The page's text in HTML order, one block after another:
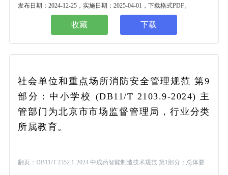
发布日期：2024-12-25，实施日期：2025-04-01，下载格式PDF。
收藏 下载
社会单位和重点场所消防安全管理规范 第9
部分：中小学校 (DB11/T 2103.9-2024) 主
管部门为北京市市场监督管理局，行业分类
所属教育。
翻页：DB11/T 2352.1-2024 中成药智能制造技术规范 第1部分：总体要